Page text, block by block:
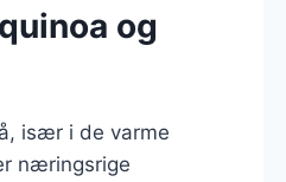
og
især i de varme
næringsrige